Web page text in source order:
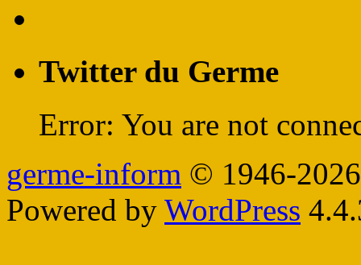
Twitter du Germe
Error: You are not
germe-inform © 1946-2026
Powered by WordPress